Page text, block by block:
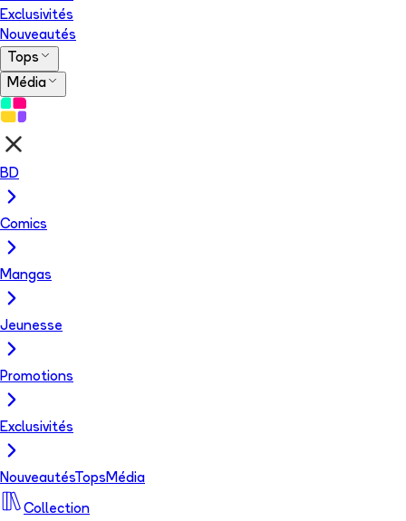
Exclusivités
Nouveautés
Tops
Média
BD
Comics
Mangas
Jeunesse
Promotions
Exclusivités
NouveautésTops Média
Collection